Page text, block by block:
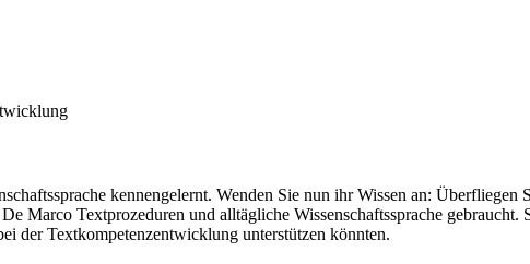
kennengelernt. Wenden Sie nun ihr Wissen an:
Marco Textprozeduren und alltägliche Wissenschaftssprache
der Textkompetenzentwicklung unterstützen könnten.